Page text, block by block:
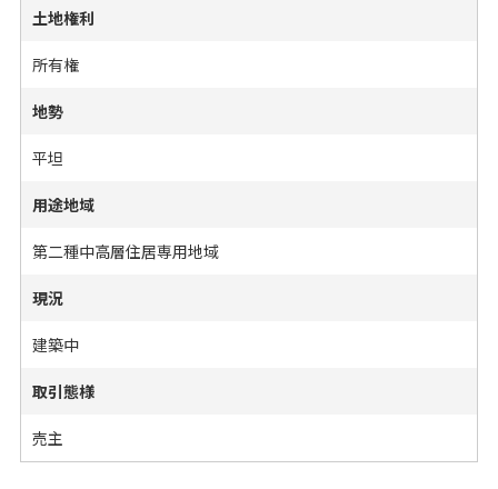
土地権利
所有権
地勢
平坦
用途地域
第二種中高層住居専用地域
現況
建築中
取引態様
売主